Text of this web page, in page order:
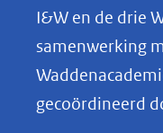
k
e
I&W en de drie
samenwerking
gecoördineerd